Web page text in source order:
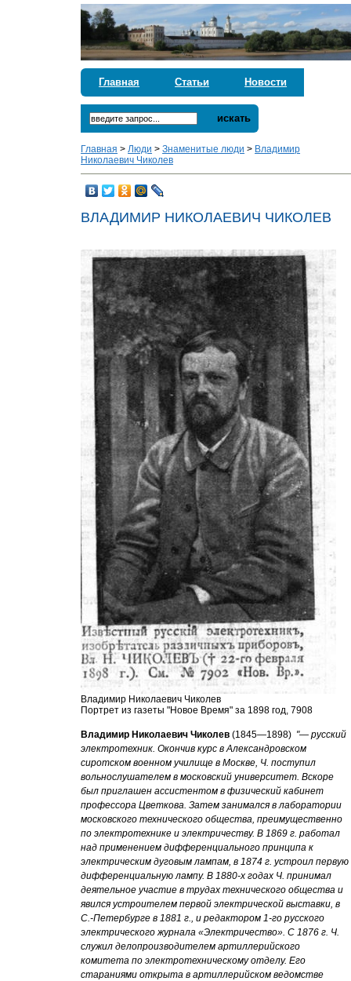
Главная Статьи Новости
искать
Главная >Люди >Знаменитые люди > Владимир
Николаевич Чиколев
ВЛАДИМИР НИКОЛАЕВИЧ ЧИКОЛЕВ
Владимир Николаевич Чиколев
Портрет из газеты "Новое Время" за 1898 год, 7908
Владимир Николаевич Чиколев (1845—1898) "— русский
электротехник. Окончив курс в Александровском
сиротском военном училище в Москве, Ч. поступил
вольнослушателем в московский университет. Вскоре
был приглашен ассистентом в физический кабинет
профессора Цветкова. Затем занимался в лаборатории
московского технического общества, преимущественно
по электротехнике и электричеству. В 1869 г. работал
над применением дифференциального принципа к
электрическим дуговым лампам, в 1874 г. устроил первую
дифференциальную лампу. В 1880-х годах Ч. принимал
деятельное участие в трудах технического общества и
явился устроителем первой электрической выставки, в
С.-Петербурге в 1881 г., и редактором 1-го русского
электрического журнала «Электричество». С 1876 г. Ч.
служил делопроизводителем артиллерийского
комитета по электротехническому отделу. Его
стараниями открыта в артиллерийском ведомстве